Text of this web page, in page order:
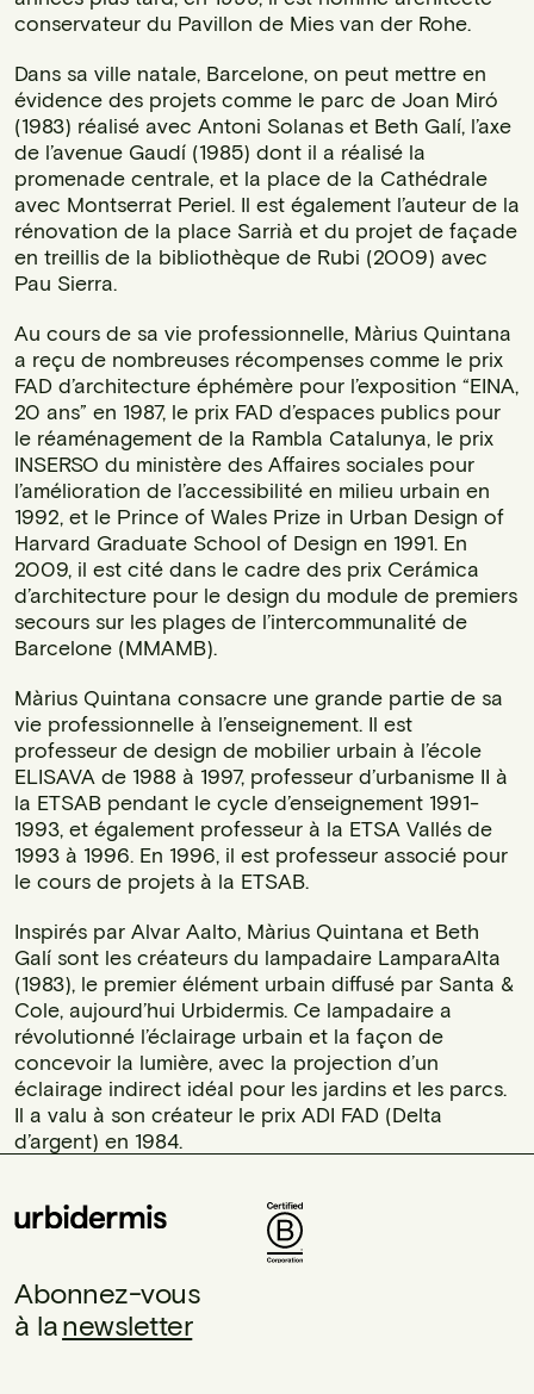
conservateur du Pavillon de Mies van der Rohe.
Dans sa ville natale, Barcelone, on peut mettre en
évidence des projets comme le parc de Joan Miró
(1983) réalisé avec Antoni Solanas et Beth Galí, l’axe
de l’avenue Gaudí (1985) dont il a réalisé la
promenade centrale, et la place de la Cathédrale
avec Montserrat Periel. Il est également l’auteur de la
rénovation de la place Sarrià et du projet de façade
en treillis de la bibliothèque de Rubi (2009) avec
Pau Sierra.
Au cours de sa vie professionnelle, Màrius Quintana
a reçu de nombreuses récompenses comme le prix
FAD d’architecture éphémère pour l’exposition “EINA,
20 ans” en 1987, le prix FAD d’espaces publics pour
le réaménagement de la Rambla Catalunya, le prix
INSERSO du ministère des Affaires sociales pour
l’amélioration de l’accessibilité en milieu urbain en
1992, et le Prince of Wales Prize in Urban Design of
Harvard Graduate School of Design en 1991. En
2009, il est cité dans le cadre des prix Cerámica
d’architecture pour le design du module de premiers
secours sur les plages de l’intercommunalité de
Barcelone (MMAMB).
Màrius Quintana consacre une grande partie de sa
vie professionnelle à l’enseignement. Il est
professeur de design de mobilier urbain à l’école
ELISAVA de 1988 à 1997, professeur d’urbanisme II à
la ETSAB pendant le cycle d’enseignement 1991-
1993, et également professeur à la ETSA Vallés de
1993 à 1996. En 1996, il est professeur associé pour
le cours de projets à la ETSAB.
Inspirés par Alvar Aalto, Màrius Quintana et Beth
Galí sont les créateurs du lampadaire LamparaAlta
(1983), le premier élément urbain diffusé par Santa &
Cole, aujourd’hui Urbidermis. Ce lampadaire a
révolutionné l’éclairage urbain et la façon de
concevoir la lumière, avec la projection d’un
éclairage indirect idéal pour les jardins et les parcs.
Il a valu à son créateur le prix ADI FAD (Delta
d’argent) en 1984.
Abonnez-vous
à lanewsletter